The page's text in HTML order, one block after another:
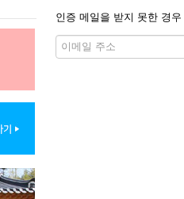
인증 메일을 받지 못한 경